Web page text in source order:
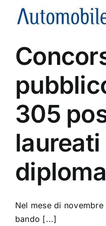
305
laureati
Nel mese di
bando [...]